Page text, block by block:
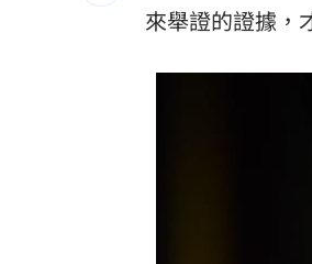
除夕夜母被帶走？
「小飛機」失控
台中男發酒瘋遭
來舉證的證據，